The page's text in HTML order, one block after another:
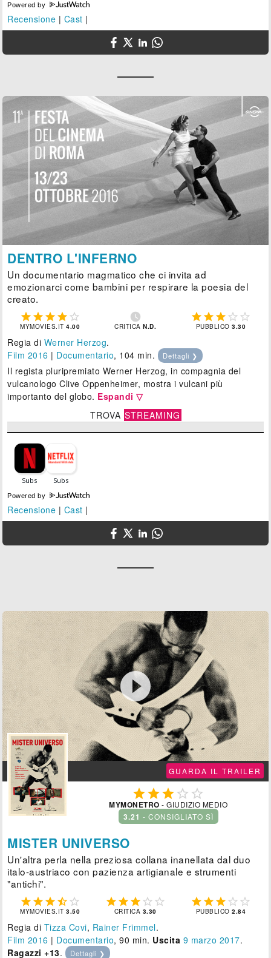
Powered by
Recensione | Cast |
DENTRO L'INFERNO
Un documentario magmatico che ci invita ad
emozionarci come bambini per respirare la poesia del
creato.
    
MYMOVIES.IT4.00

CRITICAN.D.
    
PUBBLICO3.30
Regia di Werner Herzog.
Film 2016 | Documentario, 104 min. Dettagli ❯
Il regista pluripremiato Werner Herzog, in compagnia del
vulcanologo Clive Oppenheimer, mostra i vulcani più
importanto del globo. Espandi ▽
TROVA STREAMING
Powered by
Recensione | Cast |

GUARDA IL TRAILER
  
MYMONETRO - GIUDIZIO MEDIO
3.21 - CONSIGLIATO SÌ
MISTER UNIVERSO
Un'altra perla nella preziosa collana inanellata dal duo
italo-austriaco con pazienza artigianale e strumenti
"antichi".
    
MYMOVIES.IT3.50
    
CRITICA 3.30
    
PUBBLICO2.84
Regia di Tizza Covi, Rainer Frimmel.
Film 2016 | Documentario, 90 min. Uscita 9 marzo 2017.
Ragazzi +13. Dettagli ❯